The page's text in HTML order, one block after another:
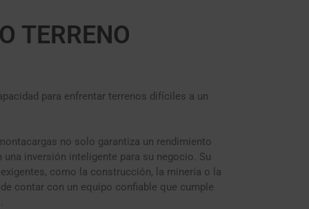
TERRENO
para enfrentar terrenos difíciles a un
no solo garantiza un rendimiento
inversión inteligente para su negocio. Su
como la construcción, la minería o la
contar con un equipo confiable que cumple